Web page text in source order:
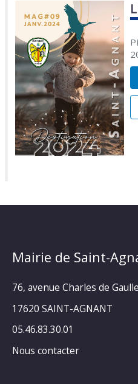
Mairie de Saint-
76, avenue Charles de Gaulle
17620 SAINT-AGNANT
05.46.83.30.01
Nous contacter